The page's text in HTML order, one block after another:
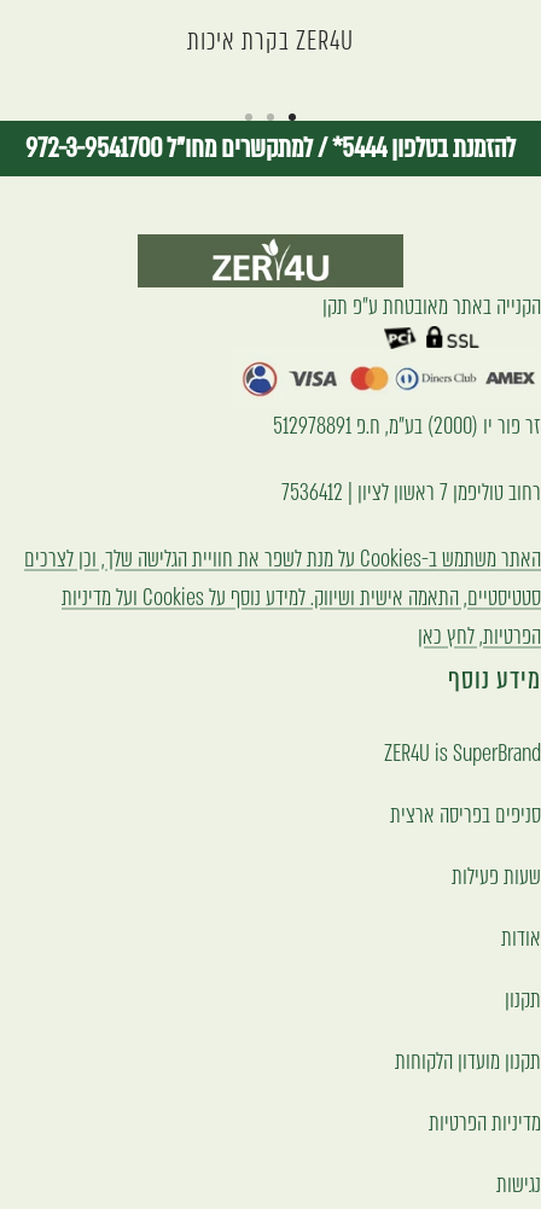
ZER4U בקרת איכות
I18n
Error:
Missing
interpolation
"page"
for
{{
page
I18n
Error:
Missing
interpolation
"page"
for
{{
page
I18n
Error:
Missing
interpolation
"page"
{{
page
להזמנת בטלפון 5444* /למתקשרים מחו"ל 972-3-9541700
הקנייה באתר מאובטחת ע״פ תקן
זר פור יו (2000) בע"מ, ח.פ 512978891
רחוב טוליפמן 7 ראשון לציון | 7536412
האתר משתמש ב-Cookies על מנת לשפר את חוויית הגלישה שלך, וכן לצרכים
סטטיסטיים, התאמה אישית ושיווק. למידע נוסף על Cookies ועל מדיניות
הפרטיות, לחץ כאן
מידע נוסף
ZER4U is SuperBrand
סניפים בפריסה ארצית
שעות פעילות
אודות
תקנון
תקנון מועדון הלקוחות
מדיניות הפרטיות
נגישות